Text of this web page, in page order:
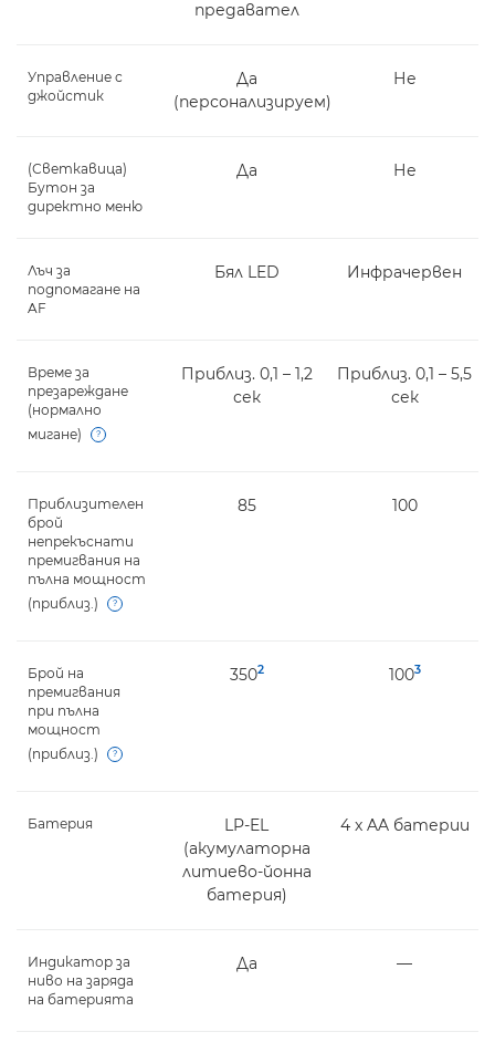
предавател
Управление с
джойстик
Да
(персонализируем)
Не
(Светкавица)
Бутон за
директно меню
Да Не
Лъч за
подпомагане на
AF
Бял LED Инфрачервен
Време за
презареждане
(нормално
мигане)
Приблиз. 0,1 – 1,2
сек
Приблиз. 0,1 – 5,5
сек
Приблизителен
брой
непрекъснати
премигвания на
пълна мощност
(приблиз.)
85 100
Брой на
премигвания
при пълна
мощност
(приблиз.)
3502 1003
Батерия
LP-EL
(акумулаторна
литиево-йонна
батерия)
4 x AA батерии
Индикатор за
ниво на заряда
на батерията
Да ―